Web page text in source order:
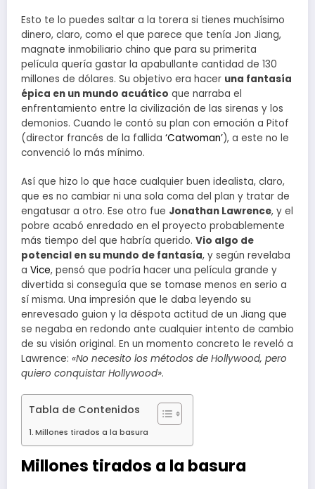
Esto te lo puedes saltar a la torera si tienes muchísimo
dinero, claro, como el que parece que tenía Jon Jiang,
magnate inmobiliario chino que para su primerita
película quería gastar la apabullante cantidad de 130
millones de dólares. Su objetivo era hacer una fantasía
épica en un mundo acuático que narraba el
enfrentamiento entre la civilización de las sirenas y los
demonios. Cuando le contó su plan con emoción a Pitof
(director francés de la fallida ‘Catwoman’), a este no le
convenció lo más mínimo.
Así que hizo lo que hace cualquier buen idealista, claro,
que es no cambiar ni una sola coma del plan y tratar de
engatusar a otro. Ese otro fue Jonathan Lawrence, y el
pobre acabó enredado en el proyecto probablemente
más tiempo del que habría querido. Vio algo de
potencial en su mundo de fantasía, y según revelaba
a Vice, pensó que podría hacer una película grande y
divertida si conseguía que se tomase menos en serio a
sí misma. Una impresión que le daba leyendo su
enrevesado guion y la déspota actitud de un Jiang que
se negaba en redondo ante cualquier intento de cambio
de su visión original. En un momento concreto le reveló a
Lawrence: «No necesito los métodos de Hollywood, pero
quiero conquistar Hollywood».
Tabla de Contenidos
Millones tirados a la basura
Millones tirados a la basura